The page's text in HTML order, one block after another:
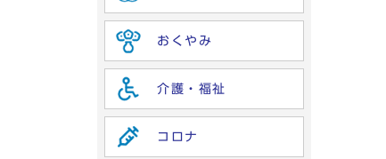
おくやみ
介護・福祉
コロナ